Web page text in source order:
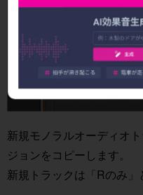
新規モノラルオーディオ
ジョンをコピーします。
新規トラックは「Rのみ」